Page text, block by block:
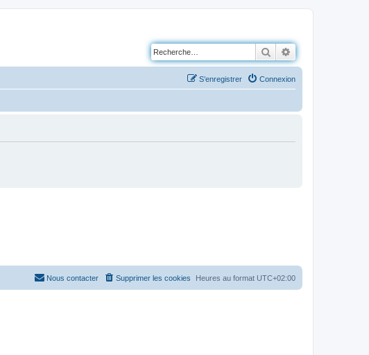
Rechercher
Connexion
S’enregistrer
Heures au format UTC+02:00
Supprimer les cookies
Nous contacter